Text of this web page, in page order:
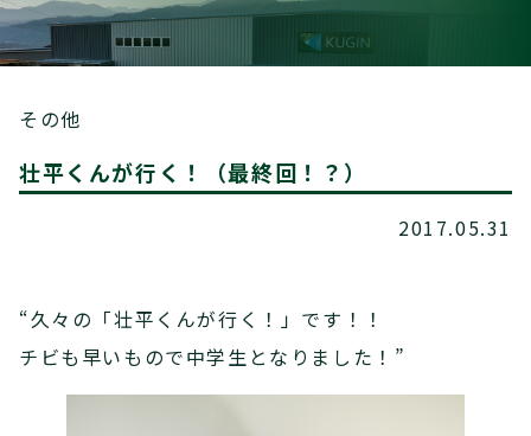
その他
壮平くんが行く！（最終回！？）
2017.05.31
“久々の「壮平くんが行く！」です！！
チビも早いもので中学生となりました！”